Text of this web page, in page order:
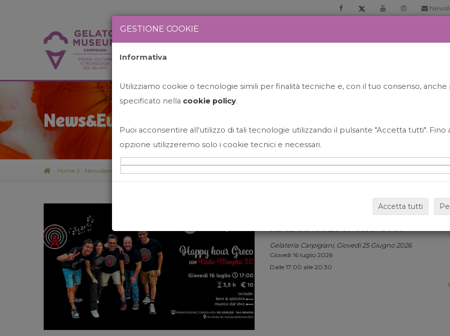
News&Events
Home News&events
HAPPY HOUR GRECO CON
RADIO MEMPHIS 3.0.
Gelateria Carpigiani, Giovedi 25 Giugno 2026
Giovedì 16 luglio 2026
Dalle 17:00 alle 20:30
GESTIONE COOKIE
Informativa
Utilizziamo cookie o tecnologie simili per finalità tecniche e, con il tuo consenso,
specificato nella cookie policy.
Puoi acconsentire all'utilizzo di tali tecnologie utilizzando il pulsante "Accetta tutti". Fino
opzione utilizzeremo solo i cookie tecnici e necessari.
Accetta tutti